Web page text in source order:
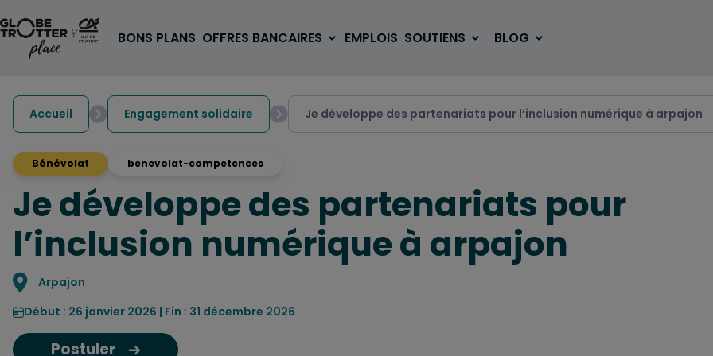
BONS PLANS OFFRES BANCAIRES EMPLOIS SOUTIENS BLOG
A PARTIR DE 3€
1 carte, 0 frais à l'étranger
pour les 18/30 ans VOYAGER ÉTUDIER
Accueil Engagement solidaire Je développe des partenariats pour l’inclusion numérique à arpajon
Bénévolat benevolat-competences
Je développe des partenariats pour
l’inclusion numérique à arpajon
Localisation
Arpajon
Début : 26 janvier 2026 | Fin : 31 décembre 2026
Postuler